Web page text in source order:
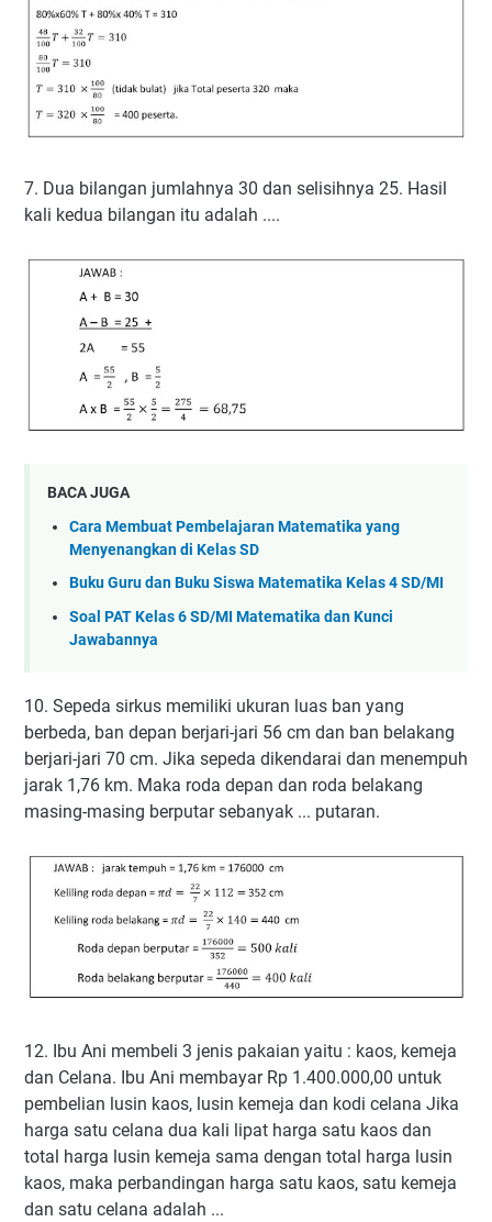
7. Dua bilangan jumlahnya 30 dan selisihnya 25. Hasil
kali kedua bilangan itu adalah ....
BACA JUGA
Cara Membuat Pembelajaran Matematika yang
Menyenangkan di Kelas SD
Buku Guru dan Buku Siswa Matematika Kelas 4 SD/MI
Soal PAT Kelas 6 SD/MI Matematika dan Kunci
Jawabannya
10. Sepeda sirkus memiliki ukuran luas ban yang
berbeda, ban depan berjari-jari 56 cm dan ban belakang
berjari-jari 70 cm. Jika sepeda dikendarai dan menempuh
jarak 1,76 km. Maka roda depan dan roda belakang
masing-masing berputar sebanyak ... putaran.
12. Ibu Ani membeli 3 jenis pakaian yaitu : kaos, kemeja
dan Celana. Ibu Ani membayar Rp 1.400.000,00 untuk
pembelian lusin kaos, lusin kemeja dan kodi celana Jika
harga satu celana dua kali lipat harga satu kaos dan
total harga lusin kemeja sama dengan total harga lusin
kaos, maka perbandingan harga satu kaos, satu kemeja
dan satu celana adalah ...